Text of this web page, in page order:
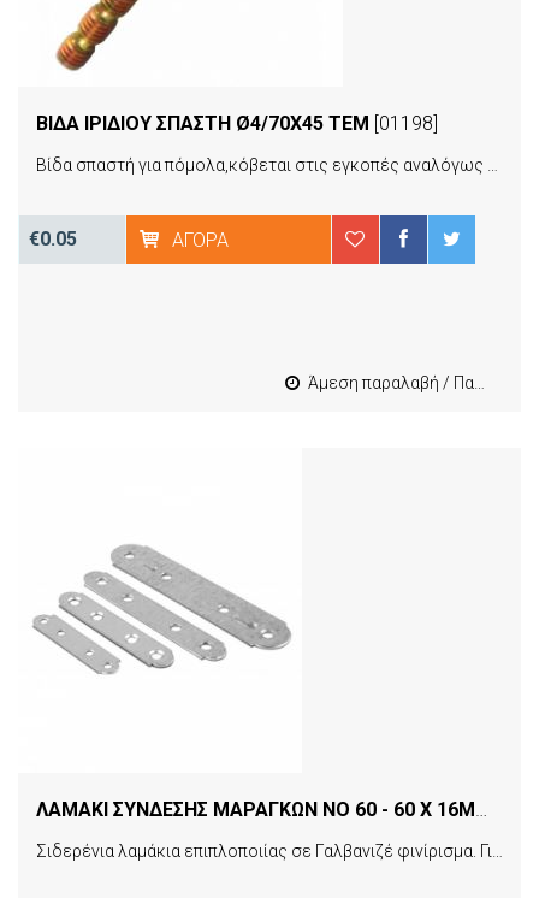
ΒΙΔΑ ΙΡΙΔΙΟΥ ΣΠΑΣΤΗ Ø4/70Χ45 ΤΕΜ [01198]
€0.05 ΑΓΟΡΆ
Άμεση παραλαβή / Παράδοση 1-3 εργασιμες